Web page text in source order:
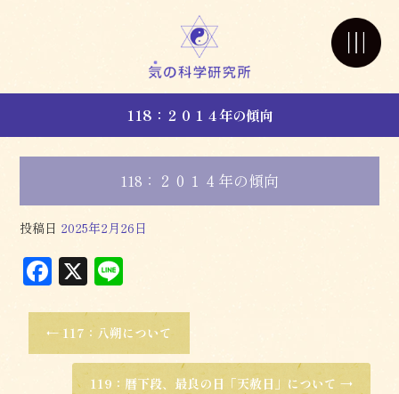
118：２０１４年の傾向
118：２０１４年の傾向
投稿日 2025年2月26日
F
c
e
X
e
← 117：八朔について
119：暦下段、最良の日「天赦日」について →